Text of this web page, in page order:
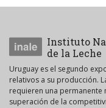
Instituto
de la Leche
Uruguay es el segundo
relativos a su producción.
requieren una
superación de la